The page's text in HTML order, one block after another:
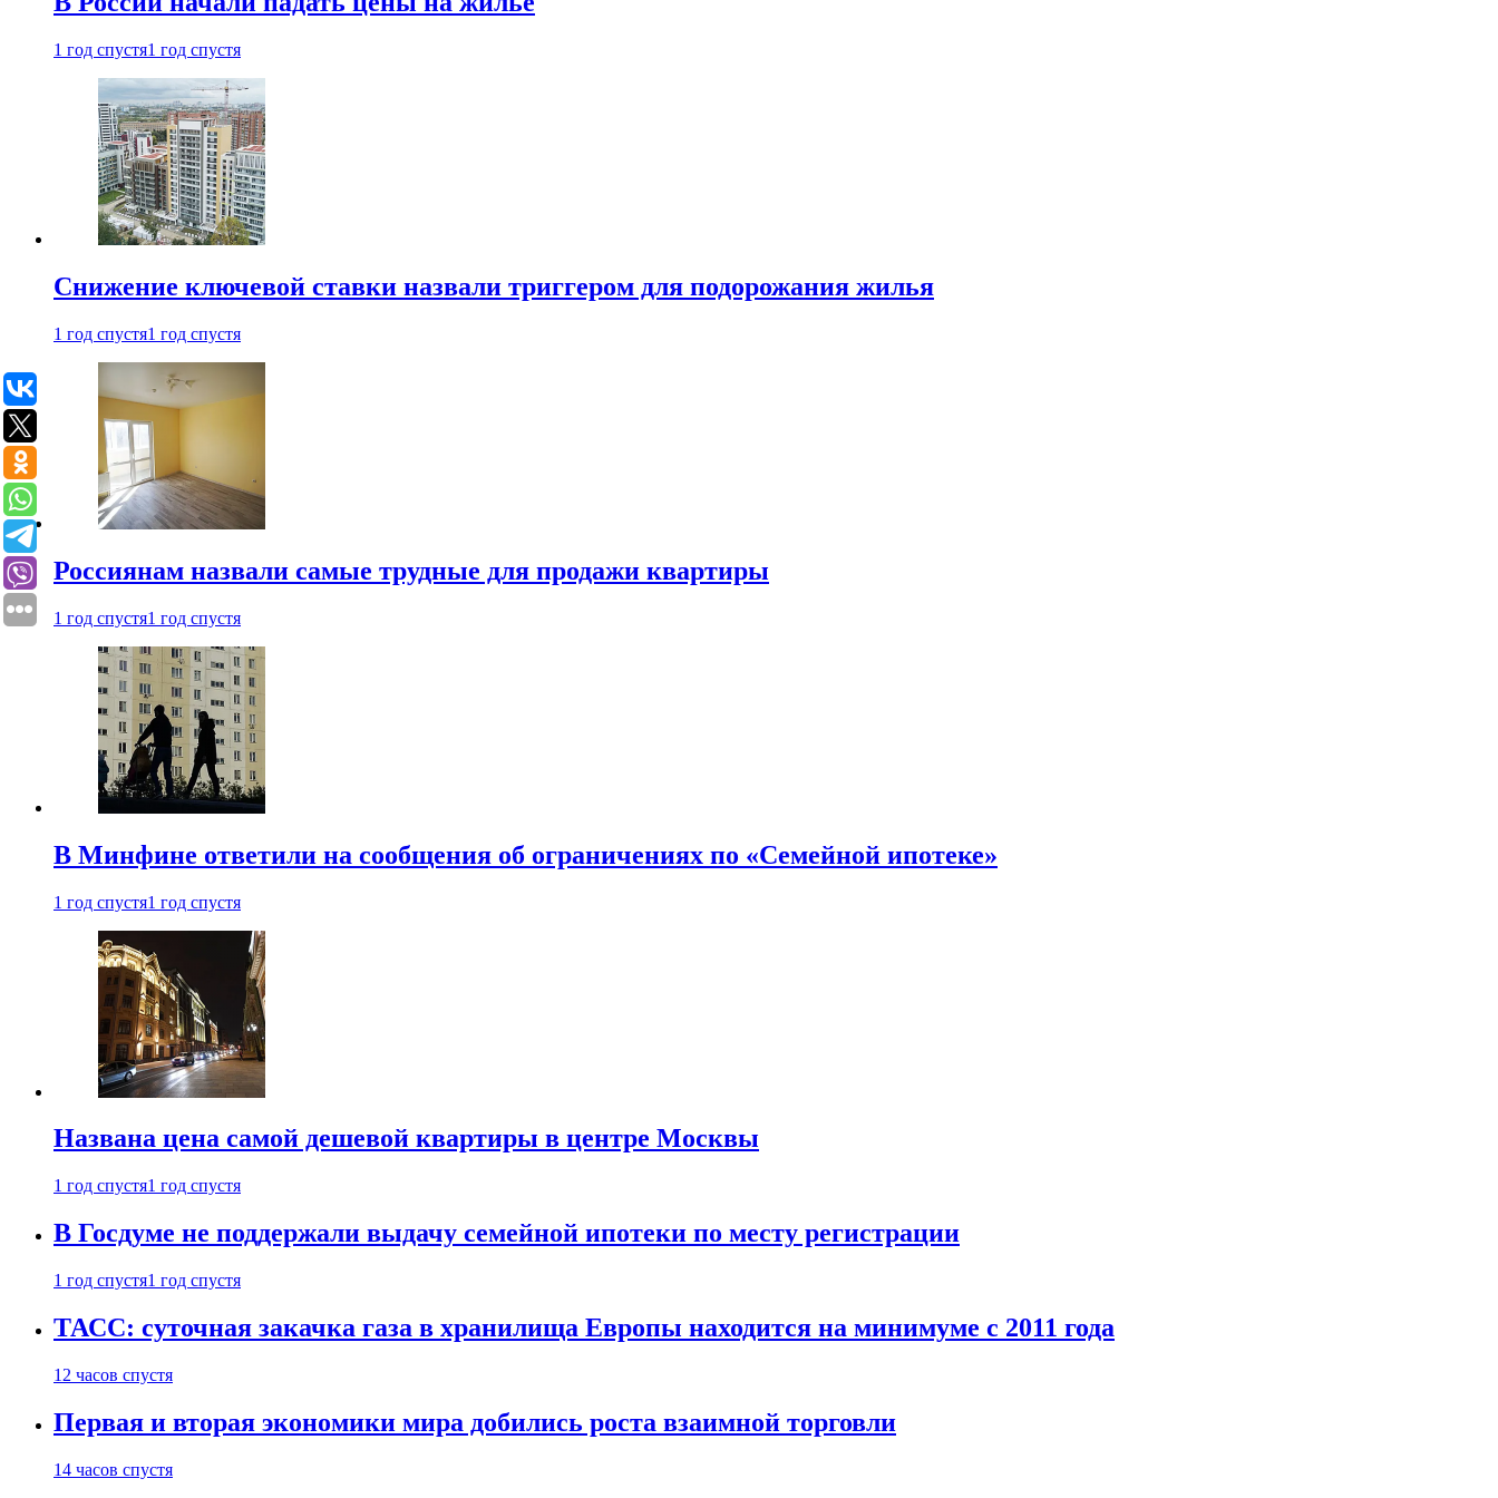
1 год спустя1 год спустя
Снижение ключевой ставки назвали триггером для подорожания жилья
1 год спустя1 год спустя
Россиянам назвали самые трудные для продажи квартиры
1 год спустя1 год спустя
В Минфине ответили на сообщения об ограничениях по «Семейной ипотеке»
1 год спустя1 год спустя
Названа цена самой дешевой квартиры в центре Москвы
1 год спустя1 год спустя
В Госдуме не поддержали выдачу семейной ипотеки по месту регистрации
1 год спустя1 год спустя
ТАСС: суточная закачка газа в хранилища Европы находится на минимуме с 2011 года
12 часов спустя
Первая и вторая экономики мира добились роста взаимной торговли
14 часов спустя